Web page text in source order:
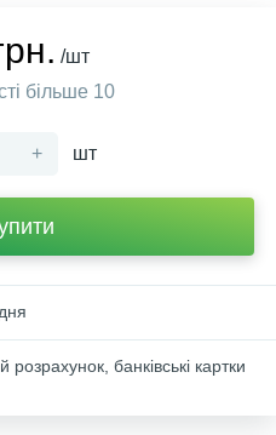
/шт
більше 10
+ шт
розрахунок, банківські картки